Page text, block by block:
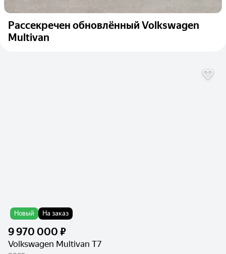
Рассекречен обновлённый Volkswagen
Multivan
Новый На заказ
9 970 000 ₽
Volkswagen Multivan T7